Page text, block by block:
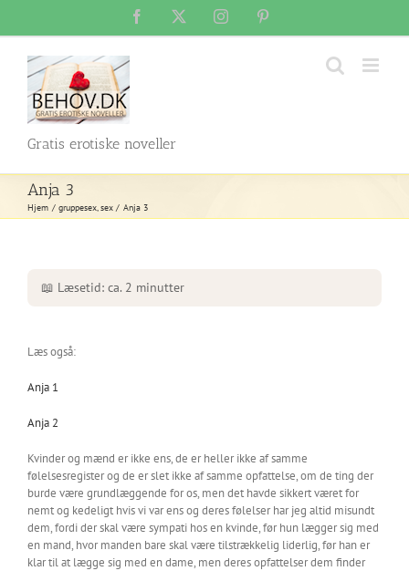
content
Facebook Instagram
Gratis erotiske noveller
Anja 3
Hjem gruppesex sex Anja 3
📖 Læsetid: ca. 2 minutter
Læs også:
Anja 1
Anja 2
Kvinder og mænd er ikke ens, de er heller ikke af samme
følelsesregister og de er slet ikke af samme opfattelse, om de ting der
burde være grundlæggende for os, men det havde sikkert været for
nemt og kedeligt hvis vi var ens og deres følelser har jeg altid misundt
dem, fordi der skal være sympati hos en kvinde, før hun lægger sig med
en mand, hvor manden bare skal være tilstrækkelig liderlig, før han er
klar til at lægge sig med en dame, men deres opfattelser dem finder